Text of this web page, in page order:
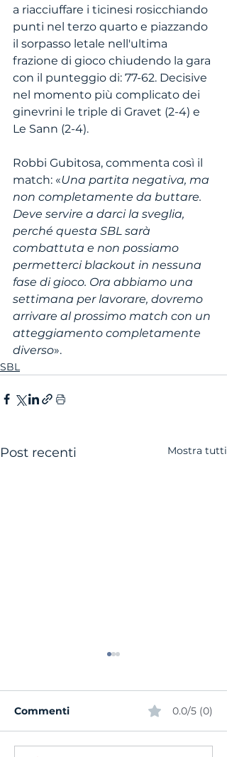
a riacciuffare i ticinesi rosicchiando
punti nel terzo quarto e piazzando
il sorpasso letale nell'ultima
frazione di gioco chiudendo la gara
con il punteggio di: 77-62. Decisive
nel momento più complicato dei
ginevrini le triple di Gravet (2-4) e
Le Sann (2-4).
Robbi Gubitosa, commenta così il
match: «Una partita negativa, ma
non completamente da buttare.
Deve servire a darci la sveglia,
perché questa SBL sarà
combattuta e non possiamo
permetterci blackout in nessuna
fase di gioco. Ora abbiamo una
settimana per lavorare, dovremo
arrivare al prossimo match con un
atteggiamento completamente
diverso».
SBL
Post recenti Mostra tutti
Commenti 0.0/5 (0)